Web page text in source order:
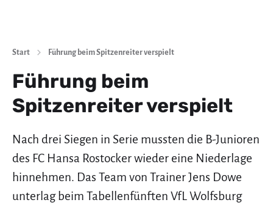
Start Führung beim Spitzenreiter verspielt
Führung beim
Spitzenreiter verspielt
Nach drei Siegen in Serie mussten die B-Junioren
des FC Hansa Rostocker wieder eine Niederlage
hinnehmen. Das Team von Trainer Jens Dowe
unterlag beim Tabellenfünften VfL Wolfsburg